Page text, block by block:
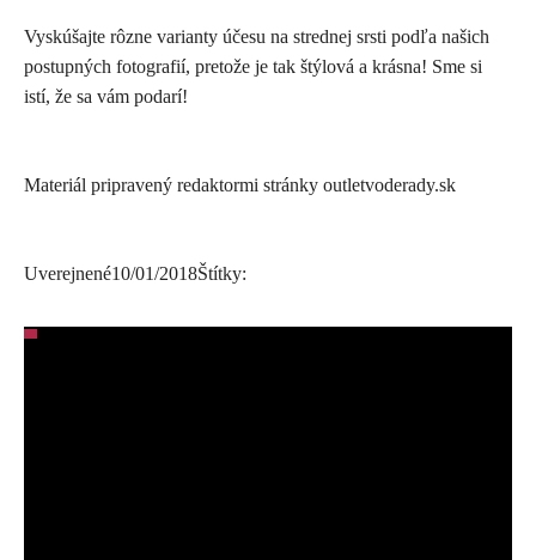
Vyskúšajte rôzne varianty účesu na strednej srsti podľa našich
postupných fotografií, pretože je tak štýlová a krásna! Sme si
istí, že sa vám podarí!
Materiál pripravený redaktormi stránky outletvoderady.sk
Uverejnené10/01/2018Štítky: